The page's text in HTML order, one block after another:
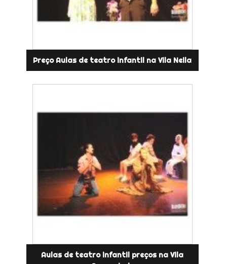
Preço Aulas de teatro infantil na Vila Neila
Aulas de teatro infantil preços na Vila